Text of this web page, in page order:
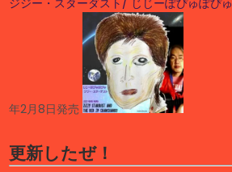
ジジー・スターダスト/ じじーぽぴゅぽぴゅ
年2月8日発売
更新したぜ！